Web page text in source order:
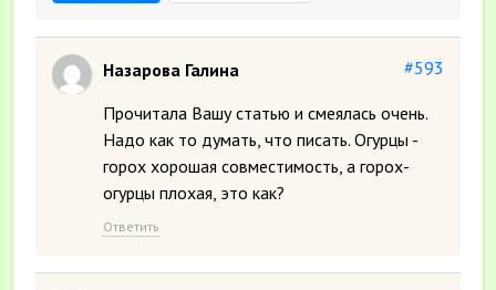
#593
Назарова Галина
Прочитала Вашу статью и смеялась очень.
Надо как то думать, что писать. Огурцы -
горох хорошая совместимость, а горох-
огурцы плохая, это как?
Ответить